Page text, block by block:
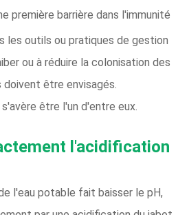
première barrière dans l'immunité
les outils ou pratiques de gestion
ou à réduire la colonisation des
être envisagés.
être l'un d'entre eux.
l'acidification
l'eau potable fait baisser le pH,